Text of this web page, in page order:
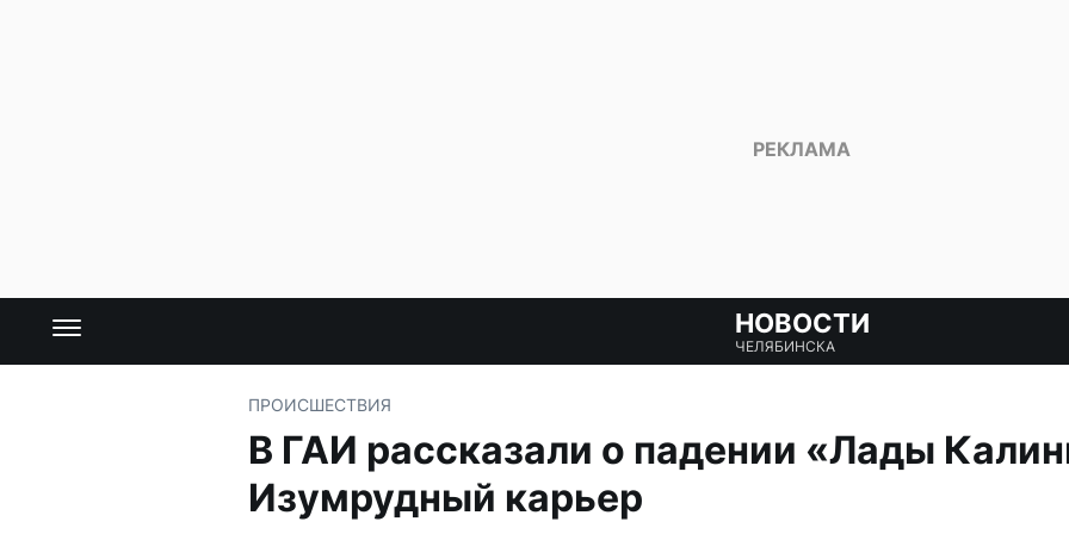
НОВОСТИ
ЧЕЛЯБИНСКА
ПРОИСШЕСТВИЯ
В ГАИ рассказали о падении «Лады
Изумрудный карьер